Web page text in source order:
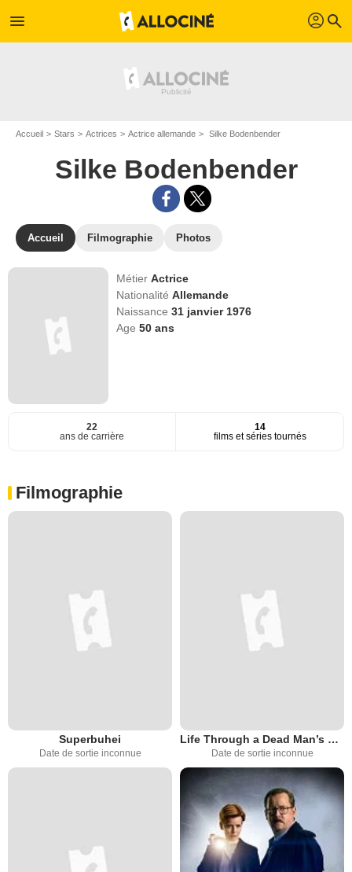
menu profil search
Accueil Stars Actrices Actrice allemande Silke Bodenbender
Silke Bodenbender
Accueil Filmographie Photos
MétierActrice
NationalitéAllemande
Naissance31 janvier 1976
Age50 ans
22
ans de carrière
14
films et séries tournés
Filmographie
Superbuhei
Date de sortie inconnue
Life Through a Dead Man’s Eyes
Date de sortie inconnue